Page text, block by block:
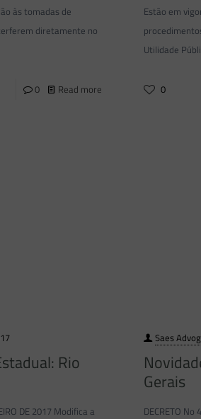
às tomadas de
diretamente no
0 Read more
Estão em
Utilidade
0
Rio
DE 2017 Modifica a
Saes
Gerais
DECRETO No